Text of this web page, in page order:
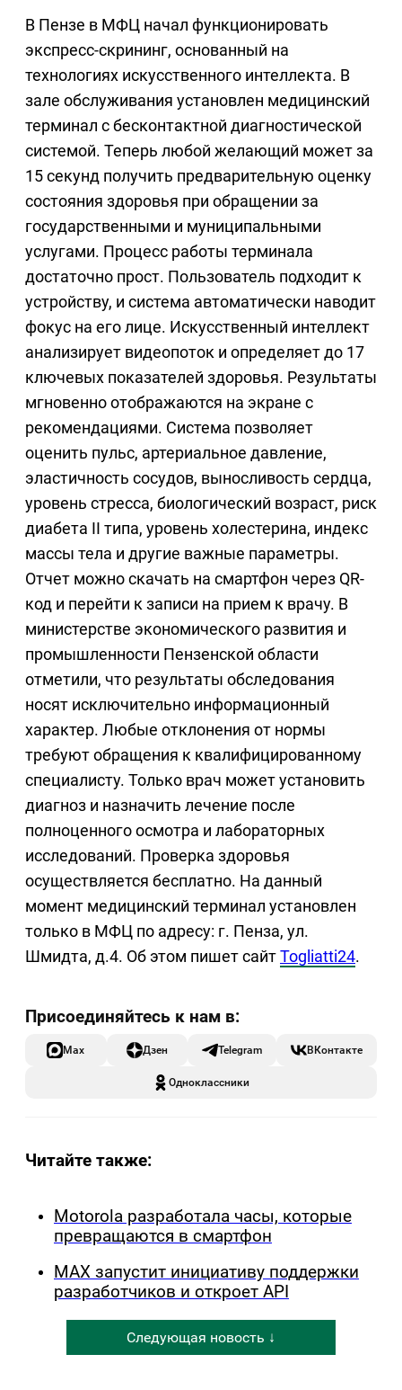
В Пензе в МФЦ начал функционировать
экспресс-скрининг, основанный на
технологиях искусственного интеллекта. В
зале обслуживания установлен медицинский
терминал с бесконтактной диагностической
системой. Теперь любой желающий может за
15 секунд получить предварительную оценку
состояния здоровья при обращении за
государственными и муниципальными
услугами. Процесс работы терминала
достаточно прост. Пользователь подходит к
устройству, и система автоматически наводит
фокус на его лице. Искусственный интеллект
анализирует видеопоток и определяет до 17
ключевых показателей здоровья. Результаты
мгновенно отображаются на экране с
рекомендациями. Система позволяет
оценить пульс, артериальное давление,
эластичность сосудов, выносливость сердца,
уровень стресса, биологический возраст, риск
диабета II типа, уровень холестерина, индекс
массы тела и другие важные параметры.
Отчет можно скачать на смартфон через QR-
код и перейти к записи на прием к врачу. В
министерстве экономического развития и
промышленности Пензенской области
отметили, что результаты обследования
носят исключительно информационный
характер. Любые отклонения от нормы
требуют обращения к квалифицированному
специалисту. Только врач может установить
диагноз и назначить лечение после
полноценного осмотра и лабораторных
исследований. Проверка здоровья
осуществляется бесплатно. На данный
момент медицинский терминал установлен
только в МФЦ по адресу: г. Пенза, ул.
Шмидта, д.4. Об этом пишет сайтTogliatti24.
Max Дзен Telegram ВКонтакте
Одноклассники
Читайте также:
Motorola разработала часы, которые
превращаются в смартфон
MAX запустит инициативу поддержки
разработчиков и откроет API
Следующая новость ↓